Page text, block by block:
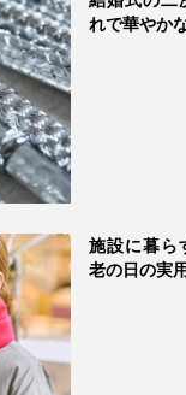
れで華やか
施設に暮ら
老の日の実